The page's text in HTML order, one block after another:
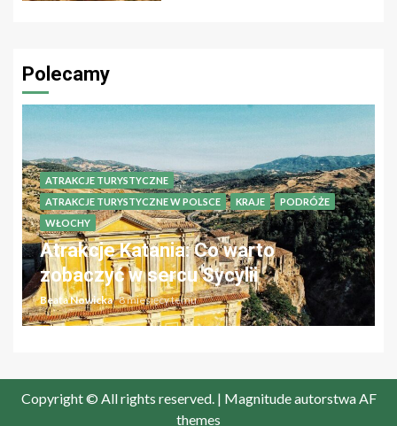
Polecamy
ATRAKCJE TURYSTYCZNE
ATRAKCJE TURYSTYCZNE W POLSCE
KRAJE
PODRÓŻE
WŁOCHY
Atrakcje Katania: Co warto
zobaczyć w sercu Sycylii
Beata Nowicka 8 miesięcy temu
Copyright © All rights reserved. | Magnitudeautorstwa AF
themes